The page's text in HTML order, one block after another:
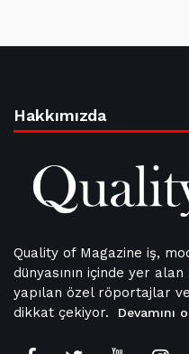
Hakkımızda
Quality of Magazine iş,
dünyasının içinde yer
yapılan özel röportajlar
dikkat çekiyor.
Devamını